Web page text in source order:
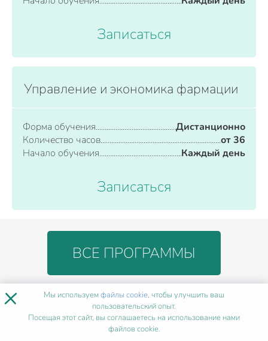
Записаться
Управление и экономика фармации
Форма обучения
Дистанционно
Количество часов
от 36
Начало обучения
Каждый день
Записаться
ВСЕ ПРОГРАММЫ
БЛАГОДАРЯ КУРСУВЫ
ДОСТИГНИТЕ РЕЗУЛЬТАТА
× Мы используемфайлы cookie, чтобы улучшить ваш
пользовательский опыт.
Посещая этот сайт, вы соглашаетесь на использование нами
файлов cookie.